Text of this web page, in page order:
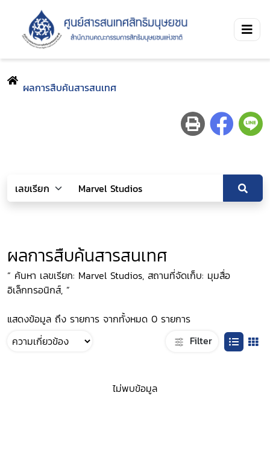
ผลการสืบค้นสารสนเทศ
ผลการสืบค้นสารสนเทศ
“ ค้นหา เลขเรียก: Marvel Studios, สถานที่จัดเก็บ: มุมสื่อ
อิเล็กทรอนิกส์, ”
แสดงข้อมูล ถึง รายการ จากทั้งหมด 0 รายการ
Filter
ไม่พบข้อมูล